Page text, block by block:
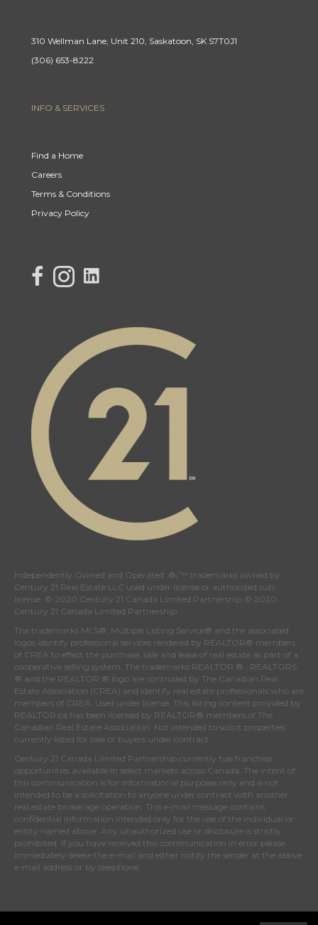
310 Wellman Lane, Unit 210, Saskatoon, SK S7T0J1
(306) 653-8222
INFO & SERVICES
Find a Home
Careers
Terms & Conditions
Privacy Policy
link to Century 21 Lisa's facebook page
Link to Century 21 Lisa's Instagram page
Independently Owned and Operated. ®/™ trademarks owned by
Century 21 Real Estate LLC used under license or authorized sub-
license. © 2020 Century 21 Canada Limited Partnership © 2020
Century 21 Canada Limited Partnership
The trademarks MLS®, Multiple Listing Service® and the associated
logos identify professional services rendered by REALTOR® members
of CREA to effect the purchase, sale and lease of real estate as part of a
cooperative selling system. The trademarks REALTOR ® , REALTORS
® and the REALTOR ® logo are controlled by The Canadian Real
Estate Association (CREA) and identify real estate professionals who are
members of CREA . Used under license. This listing content provided by
REALTOR.ca has been licensed by REALTOR® members of The
Canadian Real Estate Association . Not intended to solicit properties
currently listed for sale or buyers under contract.
Century 21 Canada Limited Partnership currently has franchise
opportunities available in select markets across Canada. The intent of
this communication is for informational purposes only and is not
intended to be a solicitation to anyone under contract with another
real estate brokerage operation. This e-mail message contains
confidential information intended only for the use of the individual or
entity named above. Any unauthorized use or disclosure is strictly
prohibited. If you have received this communication in error please
immediately delete the e-mail and either notify the sender at the above
e-mail address or by telephone.
© 2022 MoxiWorks